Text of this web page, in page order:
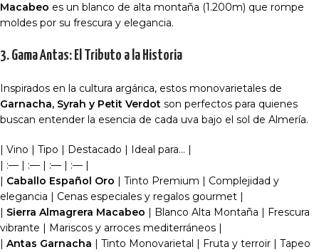
Macabeo es un blanco de alta montaña (1.200m) que rompe
moldes por su frescura y elegancia.
3. Gama Antas: El Tributo a la Historia
Inspirados en la cultura argárica, estos monovarietales de
Garnacha, Syrah y Petit Verdot son perfectos para quienes
buscan entender la esencia de cada uva bajo el sol de Almería.
| Vino | Tipo | Destacado | Ideal para… |
| :— | :— | :— | :— |
Caballo Español Oro | Tinto Premium | Complejidad y
elegancia | Cenas especiales y regalos gourmet |
Sierra Almagrera Macabeo | Blanco Alta Montaña | Frescura
vibrante | Mariscos y arroces mediterráneos |
Antas Garnacha | Tinto Monovarietal | Fruta y terroir | Tapeo